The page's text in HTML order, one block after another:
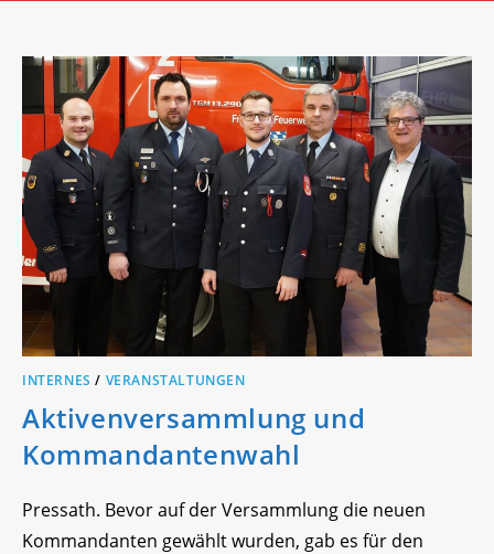
INTERNES / VERANSTALTUNGEN
Aktivenversammlung und
Kommandantenwahl
Pressath. Bevor auf der Versammlung die neuen
Kommandanten gewählt wurden, gab es für den